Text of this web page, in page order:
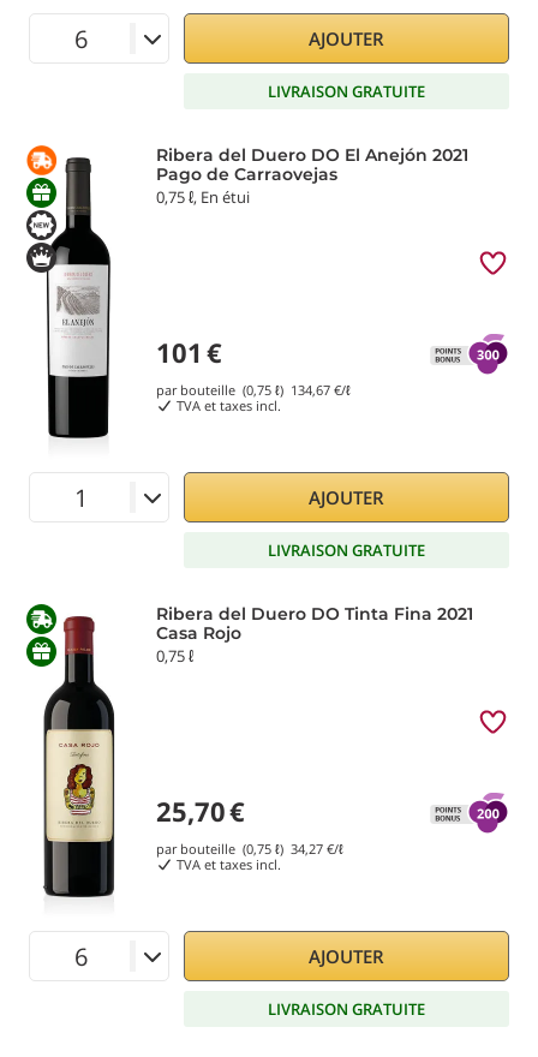
AJOUTER
LIVRAISON GRATUITE
Ribera del Duero DO El Anejón 2021
Pago de Carraovejas
0,75 ℓ, En étui
101 €
par bouteille (0,75 ℓ) 134,67 €/ℓ
TVA et taxes incl.
AJOUTER
LIVRAISON GRATUITE
Ribera del Duero DO Tinta Fina 2021
Casa Rojo
0,75 ℓ
25,70€
par bouteille (0,75 ℓ) 34,27 €/ℓ
TVA et taxes incl.
AJOUTER
LIVRAISON GRATUITE